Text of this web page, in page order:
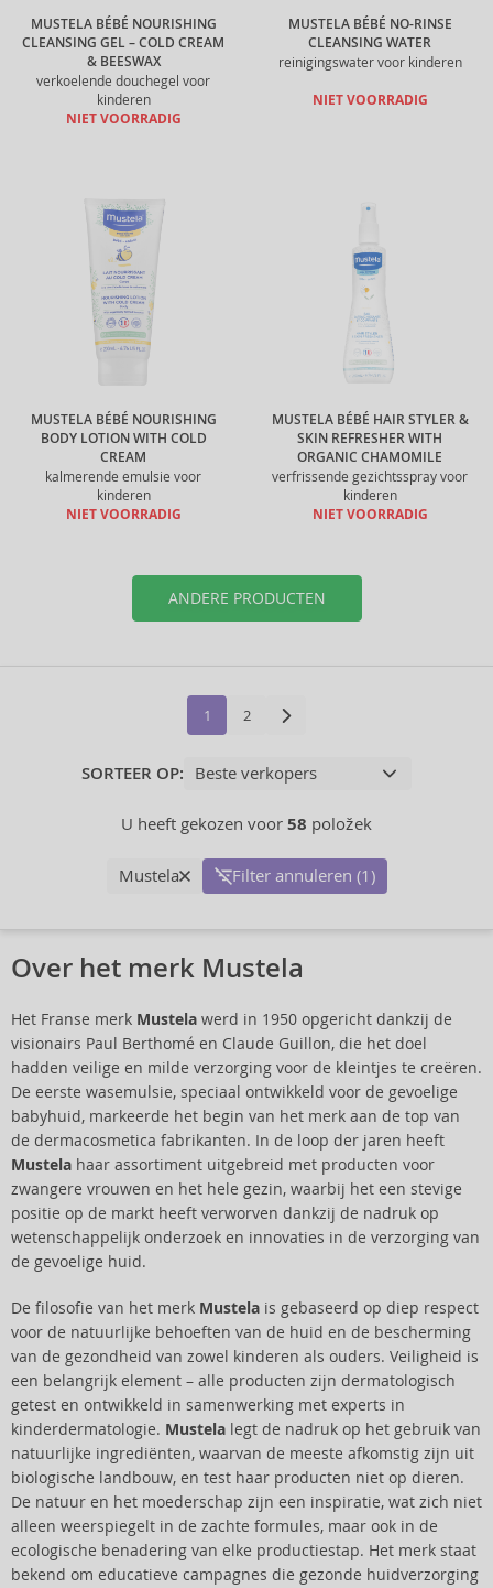
MUSTELA BÉBÉ NOURISHING
CLEANSING GEL – COLD CREAM
& BEESWAX
verkoelende douchegel voor
kinderen
NIET VOORRADIG
MUSTELA BÉBÉ NO-RINSE
CLEANSING WATER
reinigingswater voor kinderen
NIET VOORRADIG
MUSTELA BÉBÉ NOURISHING
BODY LOTION WITH COLD
CREAM
kalmerende emulsie voor
kinderen
NIET VOORRADIG
MUSTELA BÉBÉ HAIR STYLER &
SKIN REFRESHER WITH
ORGANIC CHAMOMILE
verfrissende gezichtsspray voor
kinderen
NIET VOORRADIG
ANDERE PRODUCTEN
1 2
SORTEER OP:
U heeft gekozen voor 58 položek
Mustela Filter annuleren (1)
Over het merk Mustela
Het Franse merk Mustela werd in 1950 opgericht dankzij de
visionairs Paul Berthomé en Claude Guillon, die het doel
hadden veilige en milde verzorging voor de kleintjes te creëren.
De eerste wasemulsie, speciaal ontwikkeld voor de gevoelige
babyhuid, markeerde het begin van het merk aan de top van
de dermacosmetica fabrikanten. In de loop der jaren heeft
Mustela haar assortiment uitgebreid met producten voor
zwangere vrouwen en het hele gezin, waarbij het een stevige
positie op de markt heeft verworven dankzij de nadruk op
wetenschappelijk onderzoek en innovaties in de verzorging van
de gevoelige huid.
De filosofie van het merk Mustela is gebaseerd op diep respect
voor de natuurlijke behoeften van de huid en de bescherming
van de gezondheid van zowel kinderen als ouders. Veiligheid is
een belangrijk element – alle producten zijn dermatologisch
getest en ontwikkeld in samenwerking met experts in
kinderdermatologie. Mustela legt de nadruk op het gebruik van
natuurlijke ingrediënten, waarvan de meeste afkomstig zijn uit
biologische landbouw, en test haar producten niet op dieren.
De natuur en het moederschap zijn een inspiratie, wat zich niet
alleen weerspiegelt in de zachte formules, maar ook in de
ecologische benadering van elke productiestap. Het merk staat
bekend om educatieve campagnes die gezonde huidverzorging